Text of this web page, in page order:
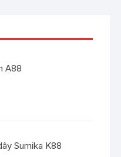
A88
Sumika K88